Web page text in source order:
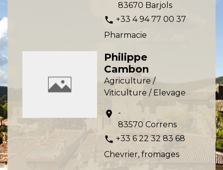
83670 Barjols
phone +33 4 94 77 00 37
Pharmacie
Philippe
Cambon
Agriculture /
Viticulture / Elevage
location_on
-
83570 Correns
phone +33 6 22 32 83 68
Chevrier, fromages